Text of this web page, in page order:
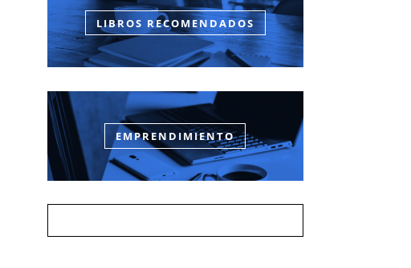
LIBROS RECOMENDADOS
EMPRENDIMIENTO